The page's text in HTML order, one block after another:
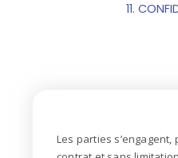
11.
Les parties